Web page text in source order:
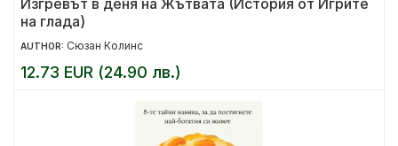
Изгревът в деня на Жътвата (История от Игрите
на глада)
AUTHOR: Сюзан Колинс
12.73 EUR (24.90 лв.)